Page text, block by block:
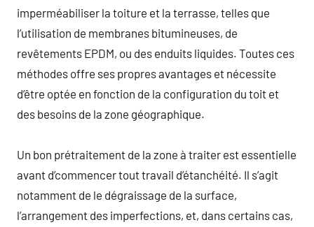
imperméabiliser la toiture et la terrasse, telles que
l’utilisation de membranes bitumineuses, de
revêtements EPDM, ou des enduits liquides. Toutes ces
méthodes offre ses propres avantages et nécessite
d’être optée en fonction de la configuration du toit et
des besoins de la zone géographique.
Un bon prétraitement de la zone à traiter est essentielle
avant d’commencer tout travail d’étanchéité. Il s’agit
notamment de le dégraissage de la surface,
l’arrangement des imperfections, et, dans certains cas,